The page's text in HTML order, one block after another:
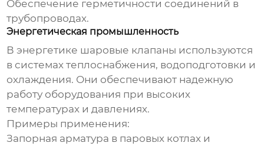
Обеспечение герметичности соединений в
трубопроводах.
Энергетическая промышленность
В энергетике шаровые клапаны используются
в системах теплоснабжения, водоподготовки и
охлаждения. Они обеспечивают надежную
работу оборудования при высоких
температурах и давлениях.
Примеры применения:
Запорная арматура в паровых котлах и